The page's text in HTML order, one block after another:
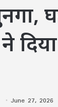
June 27, 2026